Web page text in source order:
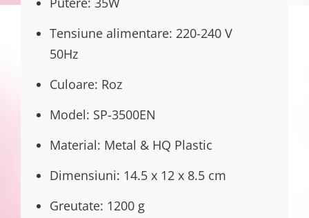
Tensiune alimentare: 220-240 V
50Hz
Culoare: Roz
Model: SP-3500EN
Material: Metal & HQ Plastic
Dimensiuni: 14.5 x 12 x 8.5 cm
Greutate: 1200 g